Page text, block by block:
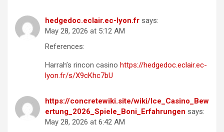
hedgedoc.eclair.ec-lyon.fr says:
May 28, 2026 at 5:12 AM
References:
Harrah’s rincon casino https://hedgedoc.eclair.ec-
lyon.fr/s/X9cKhc7bU
https://concretewiki.site/wiki/Ice_Casino_Bew
ertung_2026_Spiele_Boni_Erfahrungen says:
May 28, 2026 at 6:42 AM